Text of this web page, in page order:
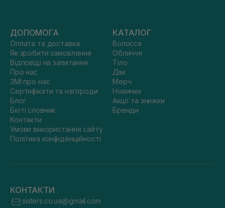
ДОПОМОГА
Оплата та доставка
Як зробити замовлення
Відповіді на запитання
Про нас
ЗМІ про нас
Сертифікати та нагороди
Блог
Бюті словник
Контакти
Умови використання сайту
Політика конфіденційності
КАТАЛОГ
Волосся
Обличчя
Тіло
Дім
Мерч
Новинки
Акції та знижки
Бренди
КОНТАКТИ
sisters.co.ua@gmail.com